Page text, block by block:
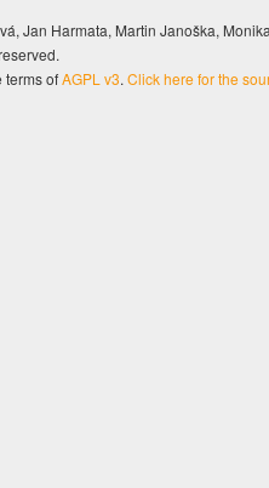
Jan Harmata, Martin Janoška,
terms ofAGPL v3. Click here for the